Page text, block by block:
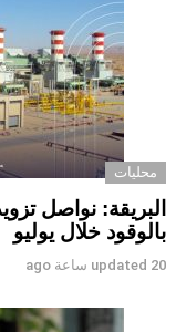
محليات
البريقة: نواصل
بالوقود خلال يوليو
updated 20 ساعة ago